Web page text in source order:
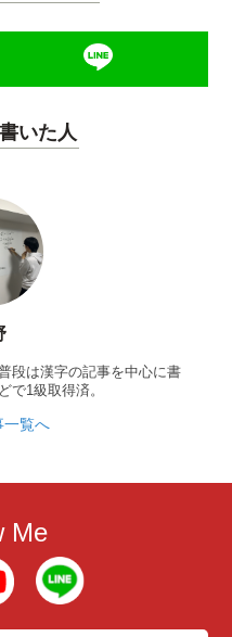
いた人
段は漢字の記事を中心に書
で1級取得済。
一覧へ
Me